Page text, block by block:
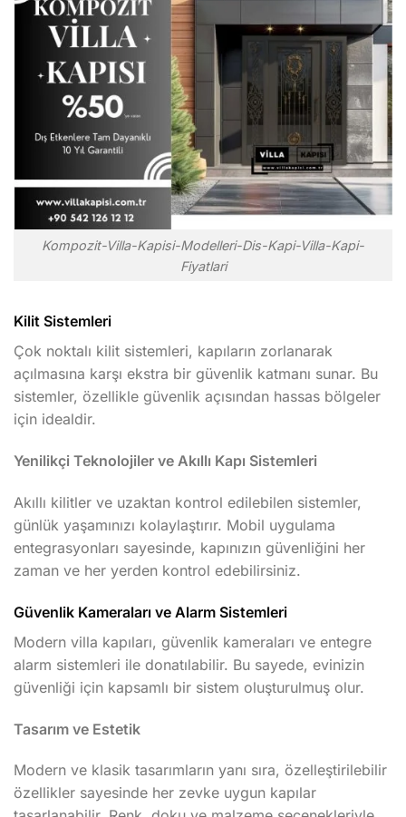
Kompozit-Villa-Kapisi-Modelleri-Dis-Kapi-Villa-Kapi-
Fiyatlari
Kilit Sistemleri
Çok noktalı kilit sistemleri, kapıların zorlanarak
açılmasına karşı ekstra bir güvenlik katmanı sunar. Bu
sistemler, özellikle güvenlik açısından hassas bölgeler
için idealdir.
Yenilikçi Teknolojiler ve Akıllı Kapı Sistemleri
Akıllı kilitler ve uzaktan kontrol edilebilen sistemler,
günlük yaşamınızı kolaylaştırır. Mobil uygulama
entegrasyonları sayesinde, kapınızın güvenliğini her
zaman ve her yerden kontrol edebilirsiniz.
Güvenlik Kameraları ve Alarm Sistemleri
Modern villa kapıları, güvenlik kameraları ve entegre
alarm sistemleri ile donatılabilir. Bu sayede, evinizin
güvenliği için kapsamlı bir sistem oluşturulmuş olur.
Tasarım ve Estetik
Modern ve klasik tasarımların yanı sıra, özelleştirilebilir
özellikler sayesinde her zevke uygun kapılar